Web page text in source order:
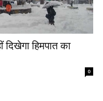
दिखेगा हिमपात का
0